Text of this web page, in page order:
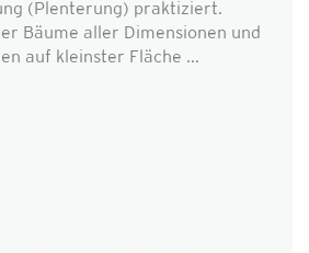
(Plenterung) praktiziert.
Bäume aller Dimensionen und
auf kleinster Fläche ...